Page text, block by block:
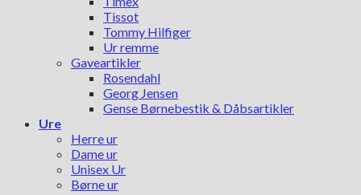
Tissot
Tommy Hilfiger
Ur remme
Gaveartikler
Rosendahl
Georg Jensen
Gense Børnebestik & Dåbsartikler
Ure
Herre ur
Dame ur
Unisex Ur
Børne ur